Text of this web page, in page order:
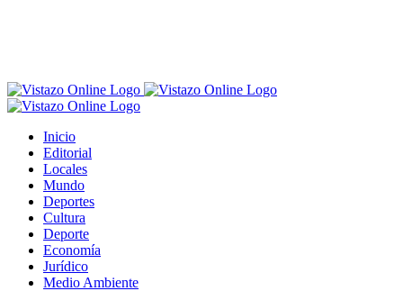
Inicio
Editorial
Locales
Mundo
Deportes
Cultura
Deporte
Economía
Jurídico
Medio Ambiente